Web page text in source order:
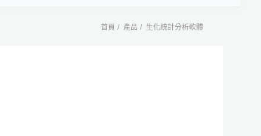
首頁 產品 生化統計分析軟體